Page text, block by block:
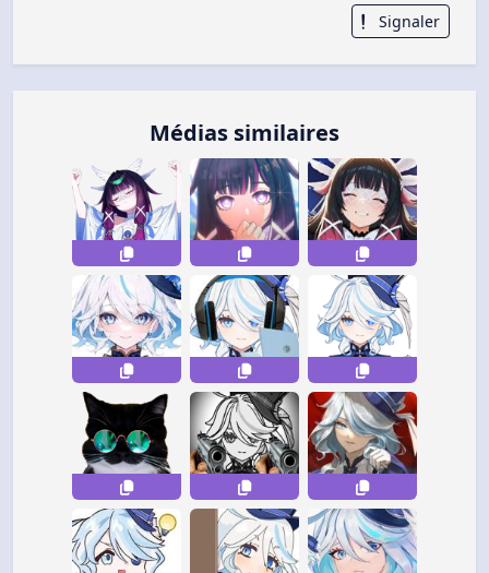
Signaler
Médias similaires